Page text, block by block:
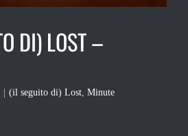
DI) LOST –
(il seguito di) Lost, Minute